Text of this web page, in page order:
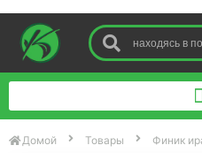
Домой Товары Финик